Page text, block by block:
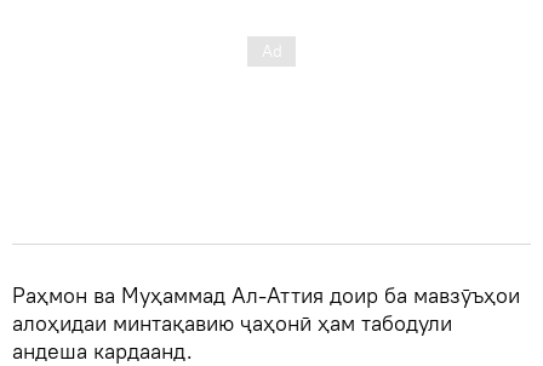
Раҳмон ва Муҳаммад Ал-Аттия доир ба мавзӯъҳои
алоҳидаи минтақавию ҷаҳонӣ ҳам табодули
андеша кардаанд.